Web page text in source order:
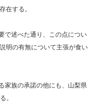
在する。
で述べた通り、この点につい
明の有無について主張が食い
家族の承諾の他にも、山梨県
。